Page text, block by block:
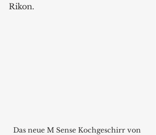
Rikon.
Das neue M Sense Kochgeschirr von